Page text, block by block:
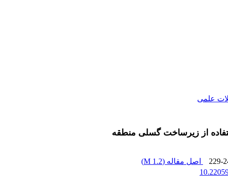
علمی
از زیرساخت گسلی منطقه
229- اصل مقاله (1.2 M
)